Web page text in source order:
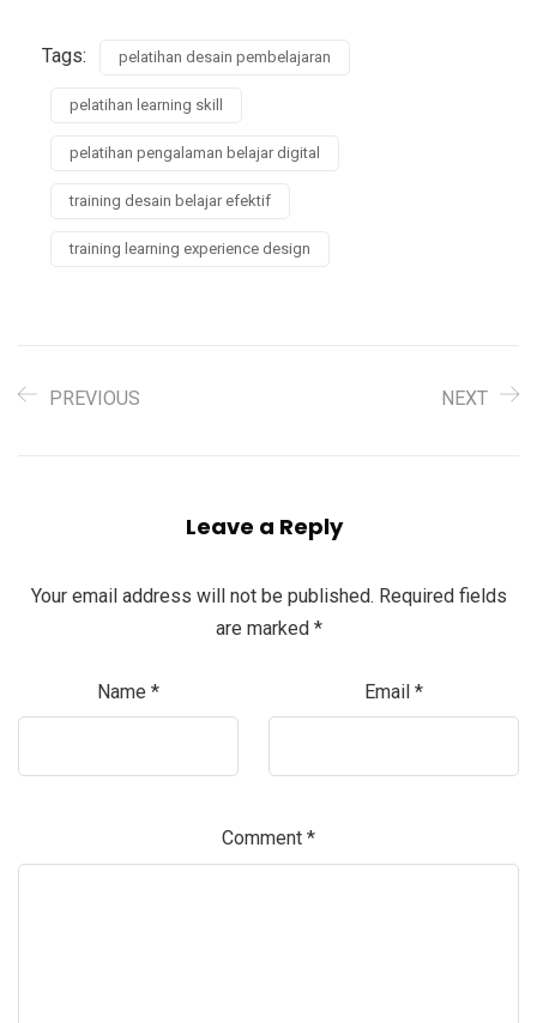
Tags: pelatihan desain pembelajaran
pelatihan learning skill
pelatihan pengalaman belajar digital
training desain belajar efektif
training learning experience design
PREVIOUS NEXT
Leave a Reply
Your email address will not be published. Required fields
are marked *
Name * Email *
Comment *